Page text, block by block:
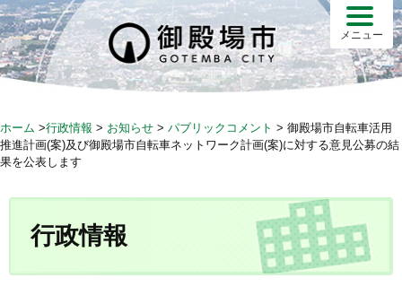
S
k
i
p
c
o
メニュー
ホーム >行政情報 > お知らせ > パブリックコメント > 御殿場市自転車活用
推進計画(案)及び御殿場市自転車ネットワーク計画(案)に対する意見公募の結
果を公表します
行政情報